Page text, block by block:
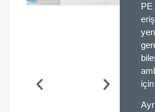
PE